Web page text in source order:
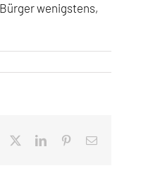
wenigstens,
Facebook LinkedInPinterest
E-